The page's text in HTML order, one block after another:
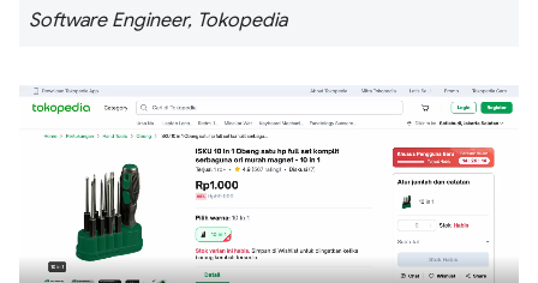
Software Engineer, Tokopedia